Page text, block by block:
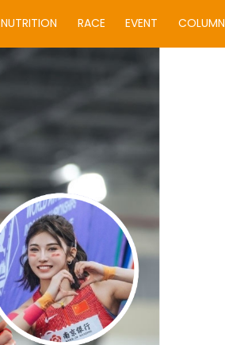
NUTRITION RACE EVENT COLUMN